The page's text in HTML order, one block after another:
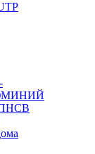
ПНСВ